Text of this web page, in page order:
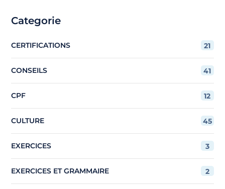
Categorie
CERTIFICATIONS 21
CONSEILS 41
CPF 12
CULTURE 45
EXERCICES 3
EXERCICES ET GRAMMAIRE 2